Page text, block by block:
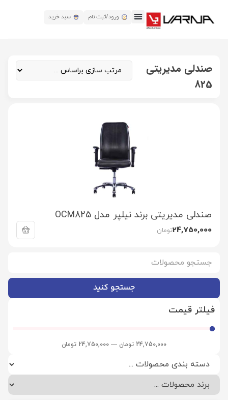
ورود/ثبت نام سبد خرید
جستجو کنید
فیلتر قیمت
24,750,000 تومان —
24,750,000 تومان
صندلی مدیریتی
825
صندلی مدیریتی برند نیلپر مدل OCM825
24,750,000تومان